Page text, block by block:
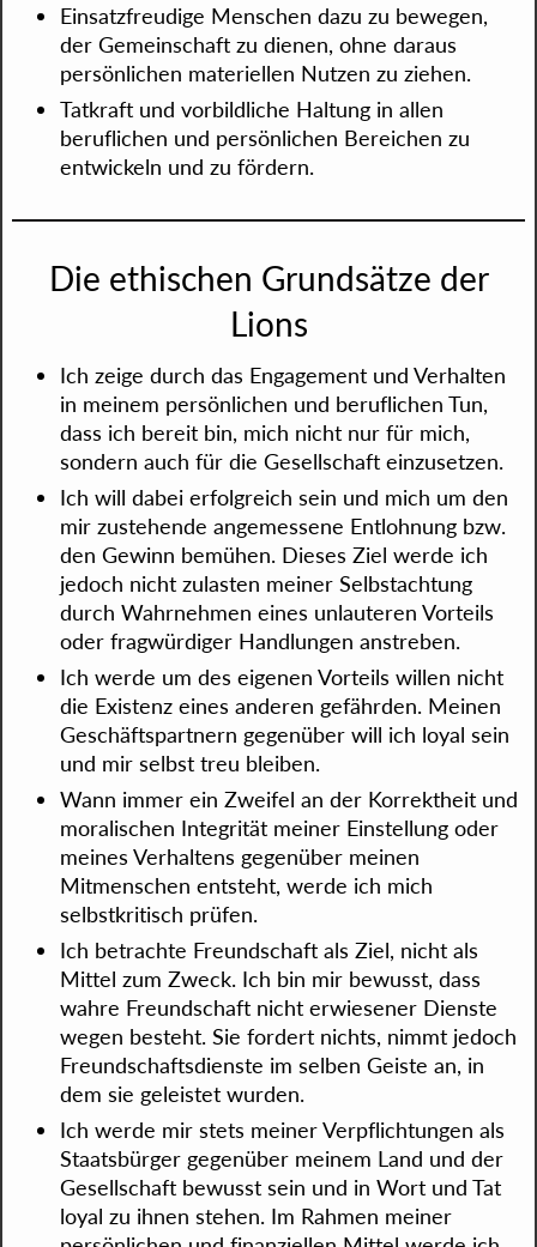
Einsatzfreudige Menschen dazu zu bewegen,
der Gemeinschaft zu dienen, ohne daraus
persönlichen materiellen Nutzen zu ziehen.
Tatkraft und vorbildliche Haltung in allen
beruflichen und persönlichen Bereichen zu
entwickeln und zu fördern.
Die ethischen Grundsätze der
Lions
Ich zeige durch das Engagement und Verhalten
in meinem persönlichen und beruflichen Tun,
dass ich bereit bin, mich nicht nur für mich,
sondern auch für die Gesellschaft einzusetzen.
Ich will dabei erfolgreich sein und mich um den
mir zustehende angemessene Entlohnung bzw.
den Gewinn bemühen. Dieses Ziel werde ich
jedoch nicht zulasten meiner Selbstachtung
durch Wahrnehmen eines unlauteren Vorteils
oder fragwürdiger Handlungen anstreben.
Ich werde um des eigenen Vorteils willen nicht
die Existenz eines anderen gefährden. Meinen
Geschäftspartnern gegenüber will ich loyal sein
und mir selbst treu bleiben.
Wann immer ein Zweifel an der Korrektheit und
moralischen Integrität meiner Einstellung oder
meines Verhaltens gegenüber meinen
Mitmenschen entsteht, werde ich mich
selbstkritisch prüfen.
Ich betrachte Freundschaft als Ziel, nicht als
Mittel zum Zweck. Ich bin mir bewusst, dass
wahre Freundschaft nicht erwiesener Dienste
wegen besteht. Sie fordert nichts, nimmt jedoch
Freundschaftsdienste im selben Geiste an, in
dem sie geleistet wurden.
Ich werde mir stets meiner Verpflichtungen als
Staatsbürger gegenüber meinem Land und der
Gesellschaft bewusst sein und in Wort und Tat
loyal zu ihnen stehen. Im Rahmen meiner